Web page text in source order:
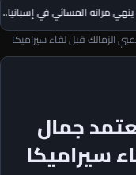
مرانه المسائي في إسبانيا..
الزمالك قبل لقاء سيراميكا
جمال
سيراميكا